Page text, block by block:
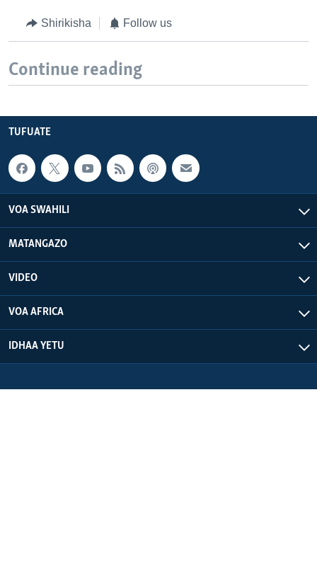
Shirikisha Follow us
Continue reading
TUFUATE
VOA SWAHILI
MATANGAZO
VIDEO
VOA AFRICA
IDHAA YETU